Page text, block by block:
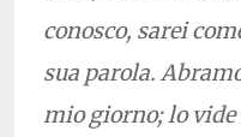
conosco, sarei
sua parola.
mio giorno; lo